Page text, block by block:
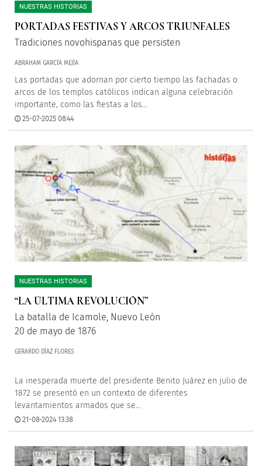
NUESTRAS HISTORIAS
PORTADAS FESTIVAS Y ARCOS TRIUNFALES
Tradiciones novohispanas que persisten
ABRAHAM GARCÍA MEJÍA
Las portadas que adornan por cierto tiempo las fachadas o
arcos de los templos católicos indican alguna celebración
importante, como las fiestas a los...
25-07-2025 08:44
NUESTRAS HISTORIAS
“LA ÚLTIMA REVOLUCIÓN”
La batalla de Icamole, Nuevo León
20 de mayo de 1876
GERARDO DÍAZ FLORES
La inesperada muerte del presidente Benito Juárez en julio de
1872 se presentó en un contexto de diferentes
levantamientos armados que se...
21-08-2024 13:38